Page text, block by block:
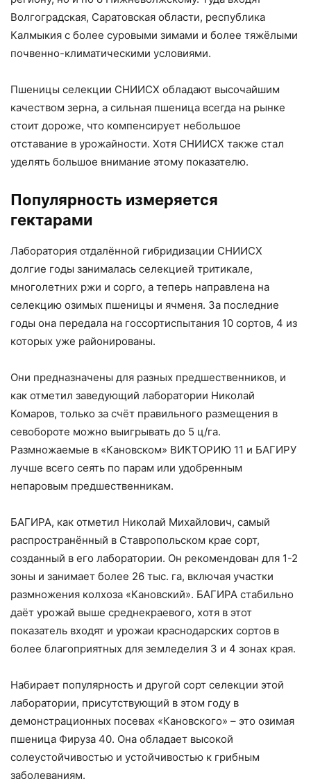
Волгоградская, Саратовская области, республика
Калмыкия с более суровыми зимами и более тяжёлыми
почвенно-климатическими условиями.
Пшеницы селекции СНИИСХ обладают высочайшим
качеством зерна, а сильная пшеница всегда на рынке
стоит дороже, что компенсирует небольшое
отставание в урожайности. Хотя СНИИСХ также стал
уделять большое внимание этому показателю.
Популярность измеряется
гектарами
Лаборатория отдалённой гибридизации СНИИСХ
долгие годы занималась селекцией тритикале,
многолетних ржи и сорго, а теперь направлена на
селекцию озимых пшеницы и ячменя. За последние
годы она передала на госсортиспытания 10 сортов, 4 из
которых уже районированы.
Они предназначены для разных предшественников, и
как отметил заведующий лаборатории Николай
Комаров, только за счёт правильного размещения в
севобороте можно выигрывать до 5 ц/га.
Размножаемые в «Кановском» ВИКТОРИЮ 11 и БАГИРУ
лучше всего сеять по парам или удобренным
непаровым предшественникам.
БАГИРА, как отметил Николай Михайлович, самый
распространённый в Ставропольском крае сорт,
созданный в его лаборатории. Он рекомендован для 1-2
зоны и занимает более 26 тыс. га, включая участки
размножения колхоза «Кановский». БАГИРА стабильно
даёт урожай выше среднекраевого, хотя в этот
показатель входят и урожаи краснодарских сортов в
более благоприятных для земледелия 3 и 4 зонах края.
Набирает популярность и другой сорт селекции этой
лаборатории, присутствующий в этом году в
демонстрационных посевах «Кановского» – это озимая
пшеница Фируза 40. Она обладает высокой
солеустойчивостью и устойчивостью к грибным
заболеваниям.